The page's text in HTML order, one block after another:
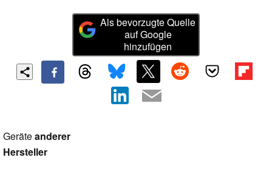
Als bevorzugte Quelle
auf Google
hinzufügen
Geräteanderer
Hersteller